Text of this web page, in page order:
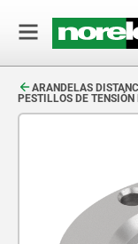
ARANDELAS
PESTILLOS DE TENSIÓN